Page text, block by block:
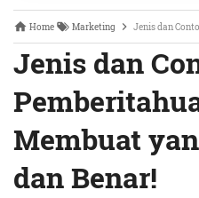
Home Marketing Jenis dan Contoh
Jenis dan
Membuat
dan Benar!